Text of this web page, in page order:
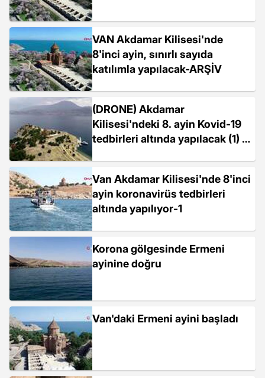
VAN Akdamar Kilisesi'nde
8'inci ayin, sınırlı sayıda
katılımla yapılacak-ARŞİV
(DRONE) Akdamar
Kilisesi'ndeki 8. ayin Kovid-19
tedbirleri altında yapılacak (1) -
Van Akdamar Kilisesi'nde 8'inci
ayin koronavirüs tedbirleri
altında yapılıyor-1
Korona gölgesinde Ermeni
ayinine doğru
Van'daki Ermeni ayini başladı